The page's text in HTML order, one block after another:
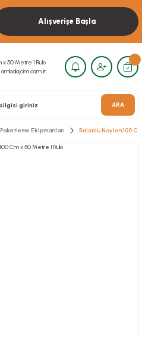
Alışverişe Başla
ARA
Paketleme Ekipmanları Balonlu Naylon 100